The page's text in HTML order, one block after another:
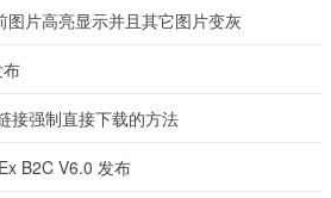
片高亮显示并且其它图片变灰
接强制直接下载的方法
B2C V6.0 发布